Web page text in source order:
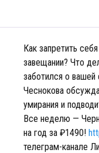
Как запретить
завещании? Что
заботился о
Чеснокова
умирания и
Все неделю —
на год за ₽1490!
телеграм-канале